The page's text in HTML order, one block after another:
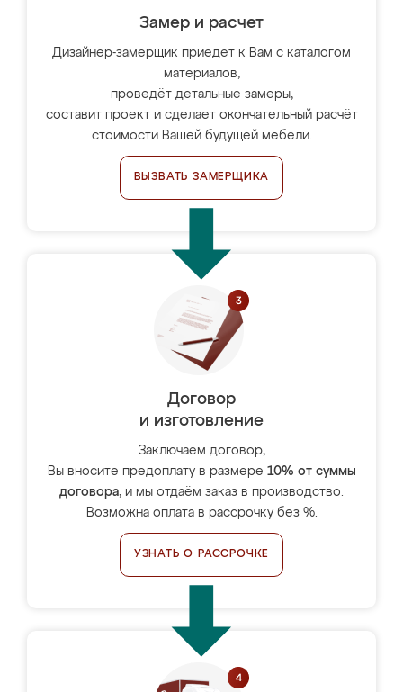
Замер и расчет
Дизайнер-замерщик приедет к Вам с каталогом
материалов,
проведёт детальные замеры,
составит проект и сделает окончательный расчёт
стоимости Вашей будущей мебели.
ВЫЗВАТЬ ЗАМЕРЩИКА
Договор
и изготовление
Заключаем договор,
Вы вносите предоплату в размере 10% от суммы
договора, и мы отдаём заказ в производство.
Возможна оплата в рассрочку без %.
УЗНАТЬ О РАССРОЧКЕ